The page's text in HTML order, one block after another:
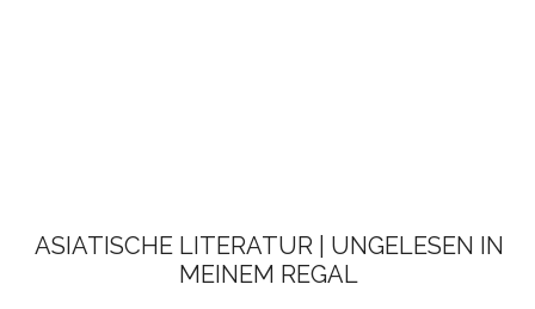
ASIATISCHE LITERATUR | UNGELESEN IN
MEINEM REGAL